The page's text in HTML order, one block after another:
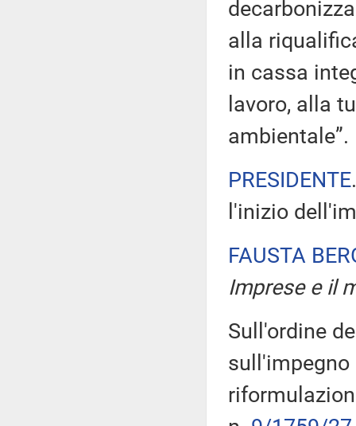
alla
in cassa
lavoro, alla
ambientale”.
PRESIDENTE
l'inizio
FAUSTA
Imprese e il
Sull'ordine
sull'impegno